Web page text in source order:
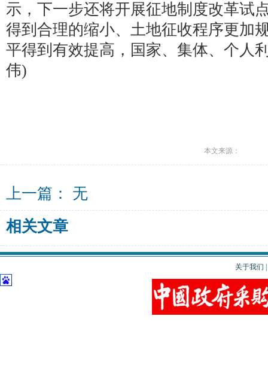
示，下一步还将开展征地制度改革试
得到合理的缩小、土地征收程序更加
平得到有效提高，国家、集体、个人
伟)
本文来源：
上一篇： 无
相关文章
关于我们